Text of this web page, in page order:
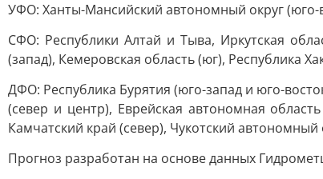
УФО: Ханты-Мансийский автономный округ (юго-
СФО: Республики Алтай и Тыва, Иркутская
(запад), Кемеровская область (юг), Республика
ДФО: Республика Бурятия (юго-запад и юго-
(север и центр), Еврейская автономная
Камчатский край (север), Чукотский автономный
Прогноз разработан на основе данных